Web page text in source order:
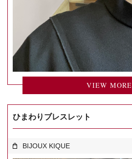
VIEW MORE
ひまわりブレスレット
BIJOUX KIQUE